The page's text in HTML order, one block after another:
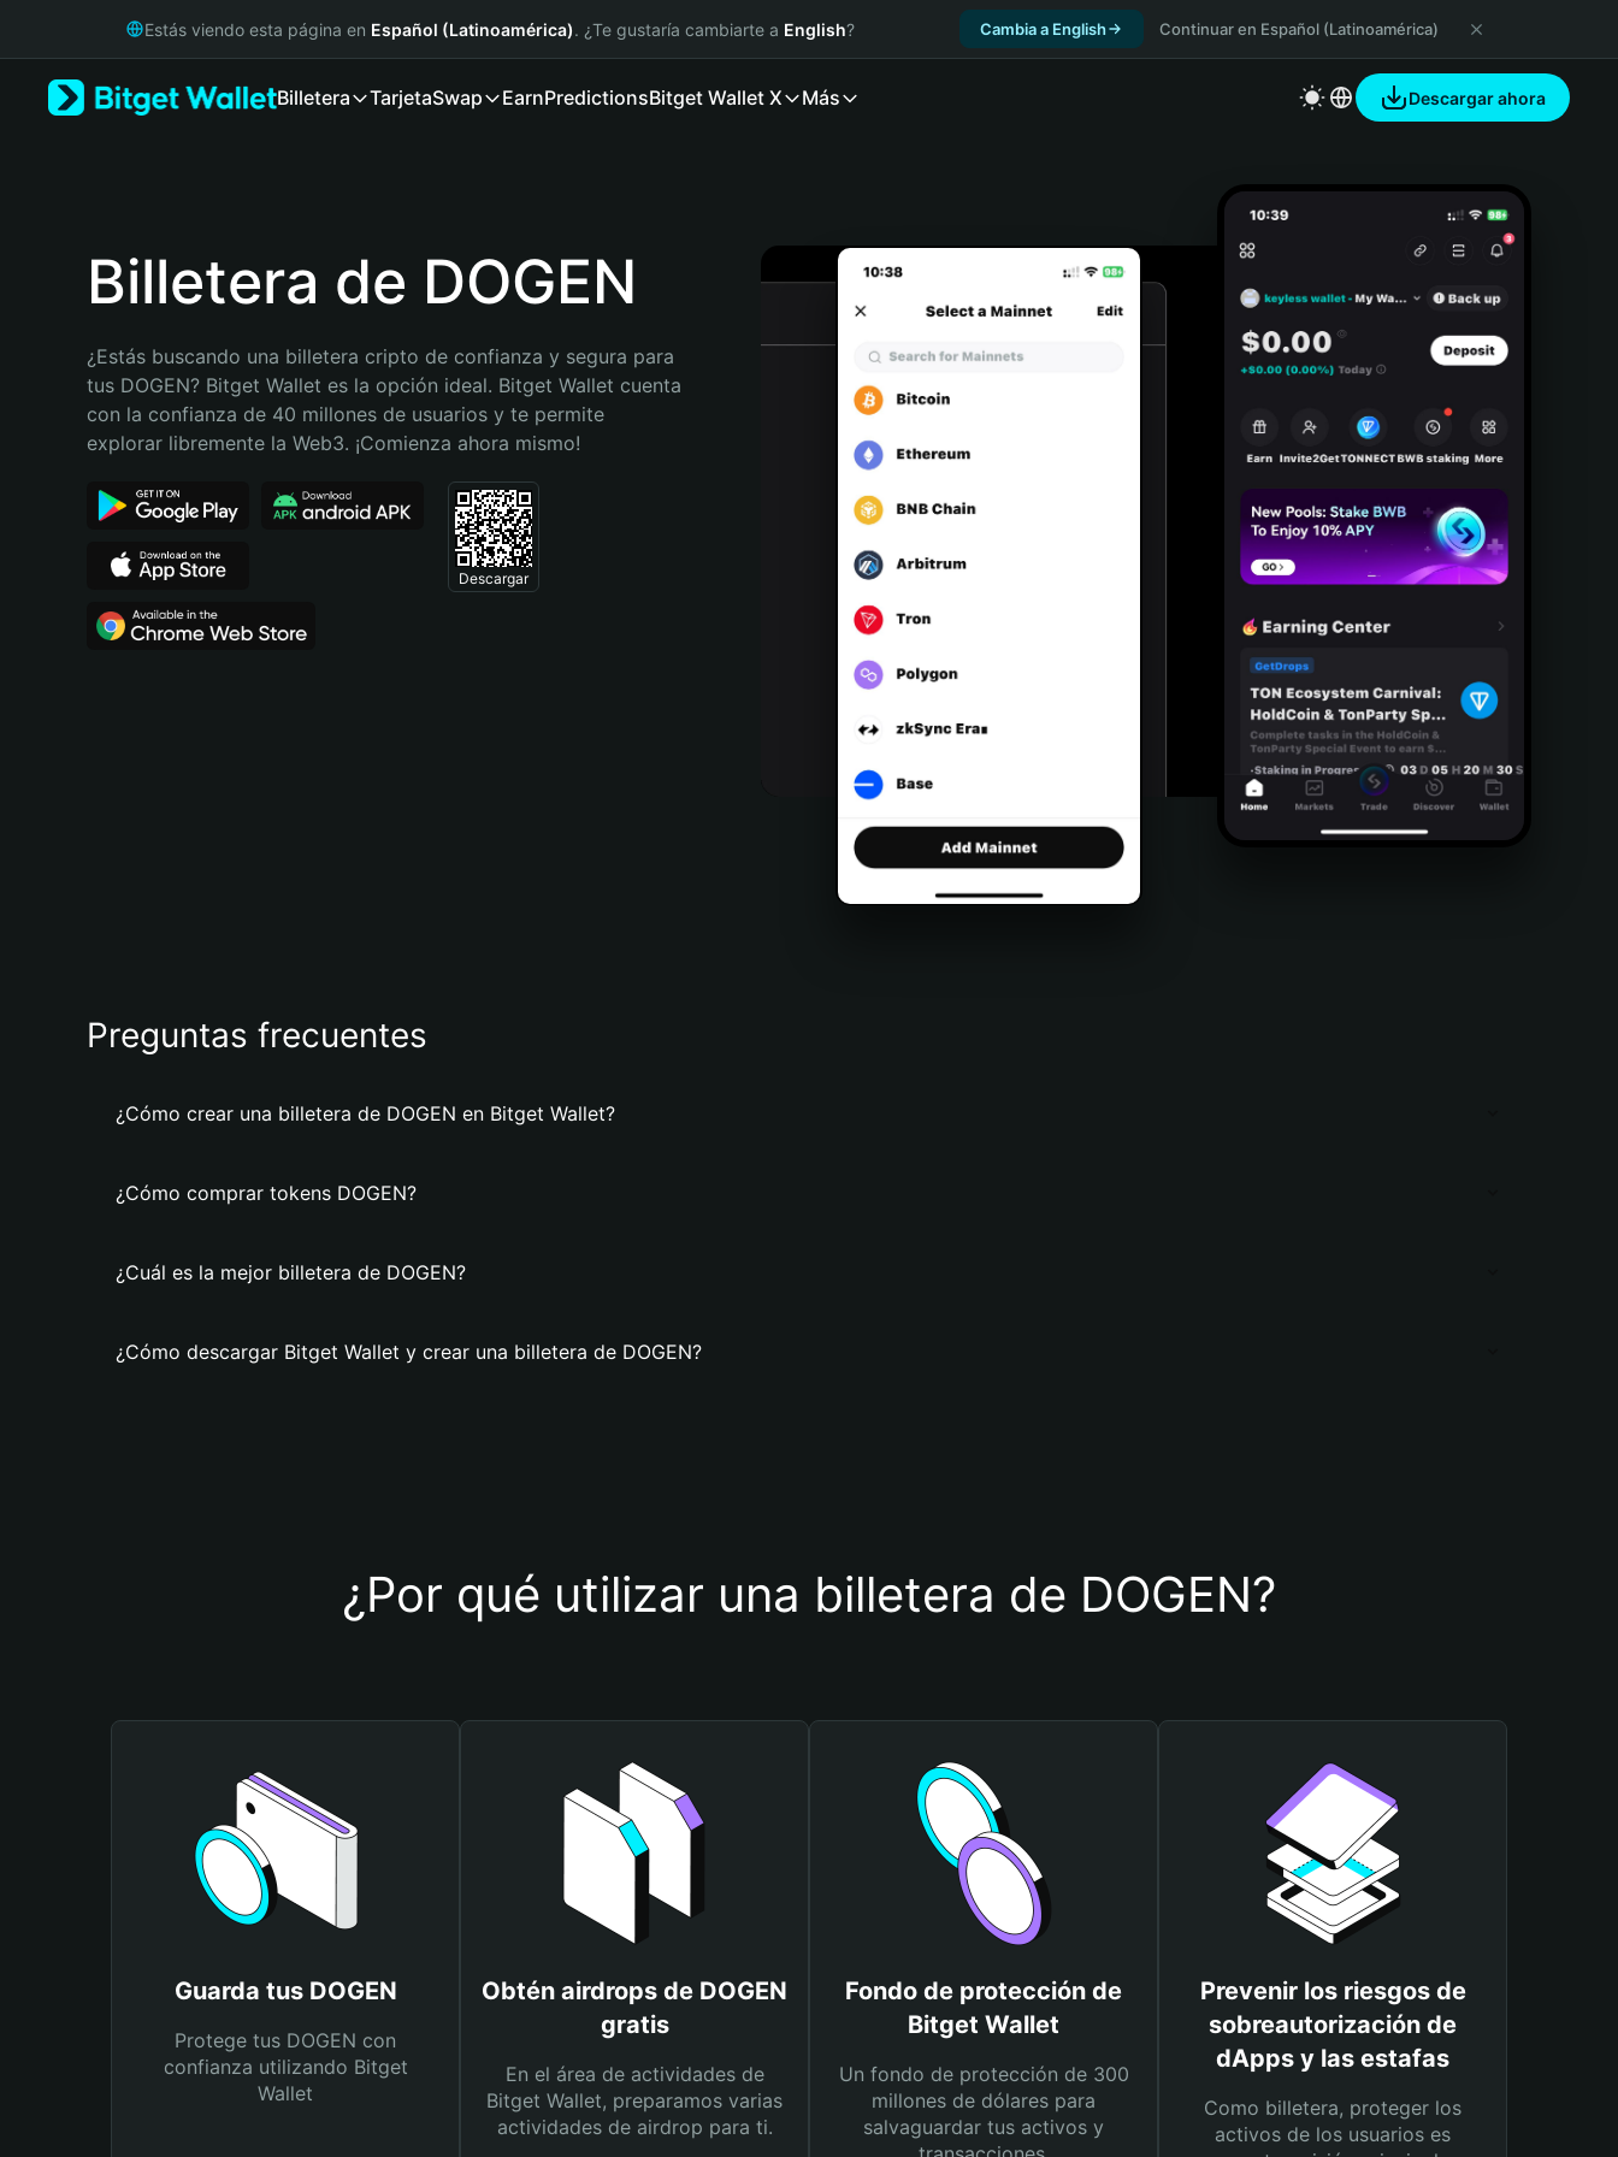
Русский
Bahasa Indonesia
Português (Brasil)
Estás viendo esta página en Español (Latinoamérica). ¿Te gustaría cambiarte a English? Cambia a English Continuar en Español (Latinoamérica)
Billetera TarjetaSwap EarnPredictionsBitget Wallet X Más Descargar ahora
Billetera de DOGEN
¿Estás buscando una billetera cripto de confianza y segura para
tus DOGEN? Bitget Wallet es la opción ideal. Bitget Wallet cuenta
con la confianza de 40 millones de usuarios y te permite
explorar libremente la Web3. ¡Comienza ahora mismo!
Descargar
Preguntas frecuentes
¿Cómo crear una billetera de DOGEN en Bitget Wallet?
¿Cómo comprar tokens DOGEN?
¿Cuál es la mejor billetera de DOGEN?
¿Cómo descargar Bitget Wallet y crear una billetera de DOGEN?
¿Por qué utilizar una billetera de DOGEN?
Guarda tus DOGEN
Protege tus DOGEN con
confianza utilizando Bitget
Wallet
Obtén airdrops de DOGEN
gratis
En el área de actividades de
Bitget Wallet, preparamos varias
actividades de airdrop para ti.
Fondo de protección de
Bitget Wallet
Un fondo de protección de 300
millones de dólares para
salvaguardar tus activos y
Prevenir los riesgos de
sobreautorización de
dApps y las estafas
Como billetera, proteger los
activos de los usuarios es